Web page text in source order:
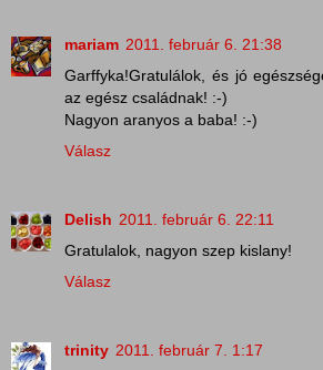
mariam 2011. február 6. 21:38
Garffyka!Gratulálok, és jó
az egész családnak! :-)
Nagyon aranyos a baba! :-)
Válasz
Delish 2011. február 6. 22:11
Gratulalok, nagyon szep kislany!
Válasz
trinity 2011. február 7. 1:17